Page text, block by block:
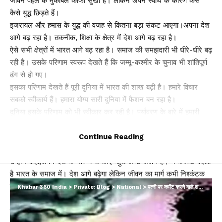
कैसे युद्ध छिड़ते हैं।
इजरायल और हमास के युद्ध की वजह से कितना बड़ा संकट आएगा।अपना देश
आगे बढ़ रहा है। तकनीक, शिक्षा के क्षेत्र में देश आगे बढ़ रहा है।
ऐसे सभी क्षेत्रों में भारत आगे बढ़ रहा है। समाज की समझदारी भी धीरे-धीरे बढ़
रही है। उसके परिणाम स्वरूप देखते हैं कि जम्मू-कश्मीर के चुनाव भी शांतिपूर्ण
ढंग से हो गए।
इसका परिणाम देखते हैं पूरी दुनिया में भारत की शाख बढ़ी है। हमारे विचार
सबको स्वीकार्य हैं। हमारा योग्य सारी दुनिया में फैशन बन रहा है।
दुनिया इसके परिणाम को भी स्वीकार कर रही है। पर्यावरण के बारे में हमारी
आगे जा रहा है। देश के युवकों, शासन, प्रशासन, किसानों, जवानों के द्वारा देश
उन्होंने कहा,अपने देश के भविष्य के लिए बहुत अच्छे लक्षण हैं। ये करवट बदली
है भारत के समाज में। देश आगे बढ़ेगा लेकिन जीवन का मार्ग कभी निश्कंटक
नहीं होता।
इसलिए कुछ चुनौतियां भी सामने हैं। विजयदशमी के भाषण में दोनों बातों की
चर्चा होती है। उस तरफ देश ने रुख कर लिया है और देश आगे भी बढ़ेगा।
Continue Reading
Khabar 360 India > Private: Blog>National >पत्नी पर कमेंट करने वाले शख्स को मिली सजा, एसिड अटैक की धमकी के बाद नौकरी से निकाला गया